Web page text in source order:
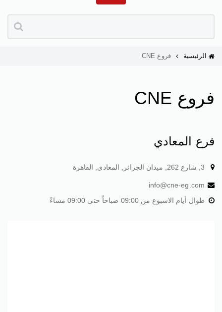
الرئيسية فروع CNE
فروع CNE
فرع المعادي
3, شارع 262, ميدان الجزائر, المعادى, القاهرة
info@cne-eg.com
طوال أيام الاسبوع من 09:00 صباحاٌ حتى 09:00 مساءً